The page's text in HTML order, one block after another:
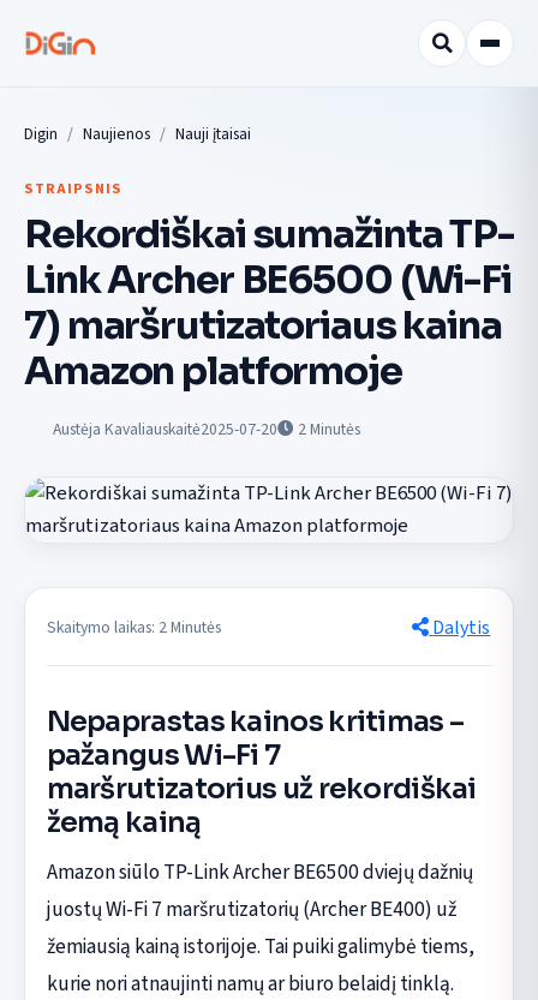
Digin Naujienos Nauji įtaisai
STRAIPSNIS
Rekordiškai sumažinta TP-
Link Archer BE6500 (Wi-Fi
7) maršrutizatoriaus kaina
Amazon platformoje
Austėja Kavaliauskaitė2025-07-20 2Minutės
Skaitymo laikas: 2 Minutės Dalytis
Nepaprastas kainos kritimas –
pažangus Wi-Fi 7
maršrutizatorius už rekordiškai
žemą kainą
Amazon siūlo TP-Link Archer BE6500 dviejų dažnių
juostų Wi-Fi 7 maršrutizatorių (Archer BE400) už
žemiausią kainą istorijoje. Tai puiki galimybė tiems,
kurie nori atnaujinti namų ar biuro belaidį tinklą.